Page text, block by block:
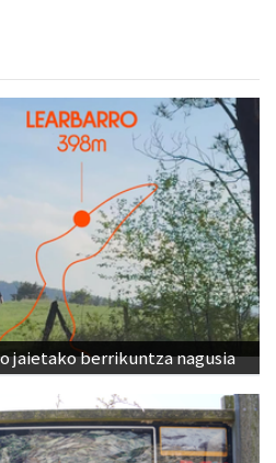
jaietako berrikuntza nagusia